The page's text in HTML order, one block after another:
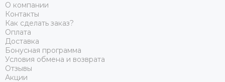
О компании
Контакты
Как сделать заказ?
Оплата
Доставка
Бонусная программа
Условия обмена и возврата
Отзывы
Акции